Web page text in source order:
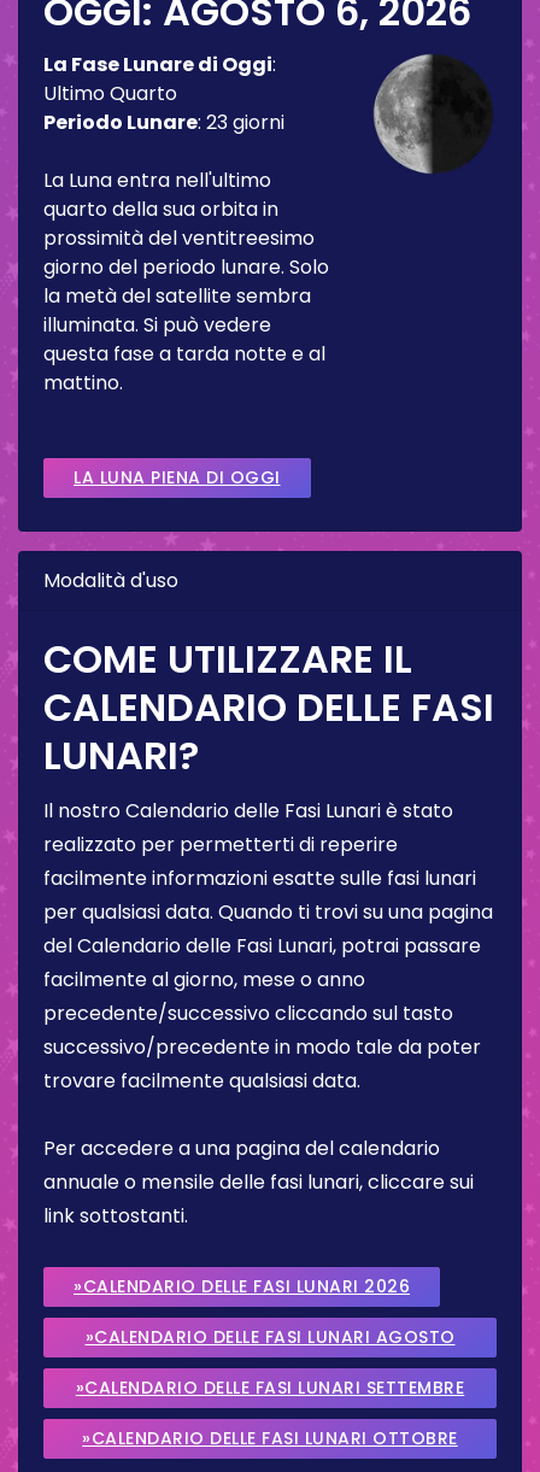
OGGI: AGOSTO 6, 2026
La Fase Lunare di Oggi:
Ultimo Quarto
Periodo Lunare: 23 giorni
La Luna entra nell'ultimo
quarto della sua orbita in
prossimità del ventitreesimo
giorno del periodo lunare. Solo
la metà del satellite sembra
illuminata. Si può vedere
questa fase a tarda notte e al
mattino.
LA LUNA PIENA DI OGGI
Modalità d'uso
COME UTILIZZARE IL
CALENDARIO DELLE FASI
LUNARI?
Il nostro Calendario delle Fasi Lunari è stato
realizzato per permetterti di reperire
facilmente informazioni esatte sulle fasi lunari
per qualsiasi data. Quando ti trovi su una pagina
del Calendario delle Fasi Lunari, potrai passare
facilmente al giorno, mese o anno
precedente/successivo cliccando sul tasto
successivo/precedente in modo tale da poter
trovare facilmente qualsiasi data.
Per accedere a una pagina del calendario
annuale o mensile delle fasi lunari, cliccare sui
link sottostanti.
»CALENDARIO DELLE FASI LUNARI 2026
»CALENDARIO DELLE FASI LUNARI AGOSTO
2026
»CALENDARIO DELLE FASI LUNARI SETTEMBRE
2026
»CALENDARIO DELLE FASI LUNARI OTTOBRE